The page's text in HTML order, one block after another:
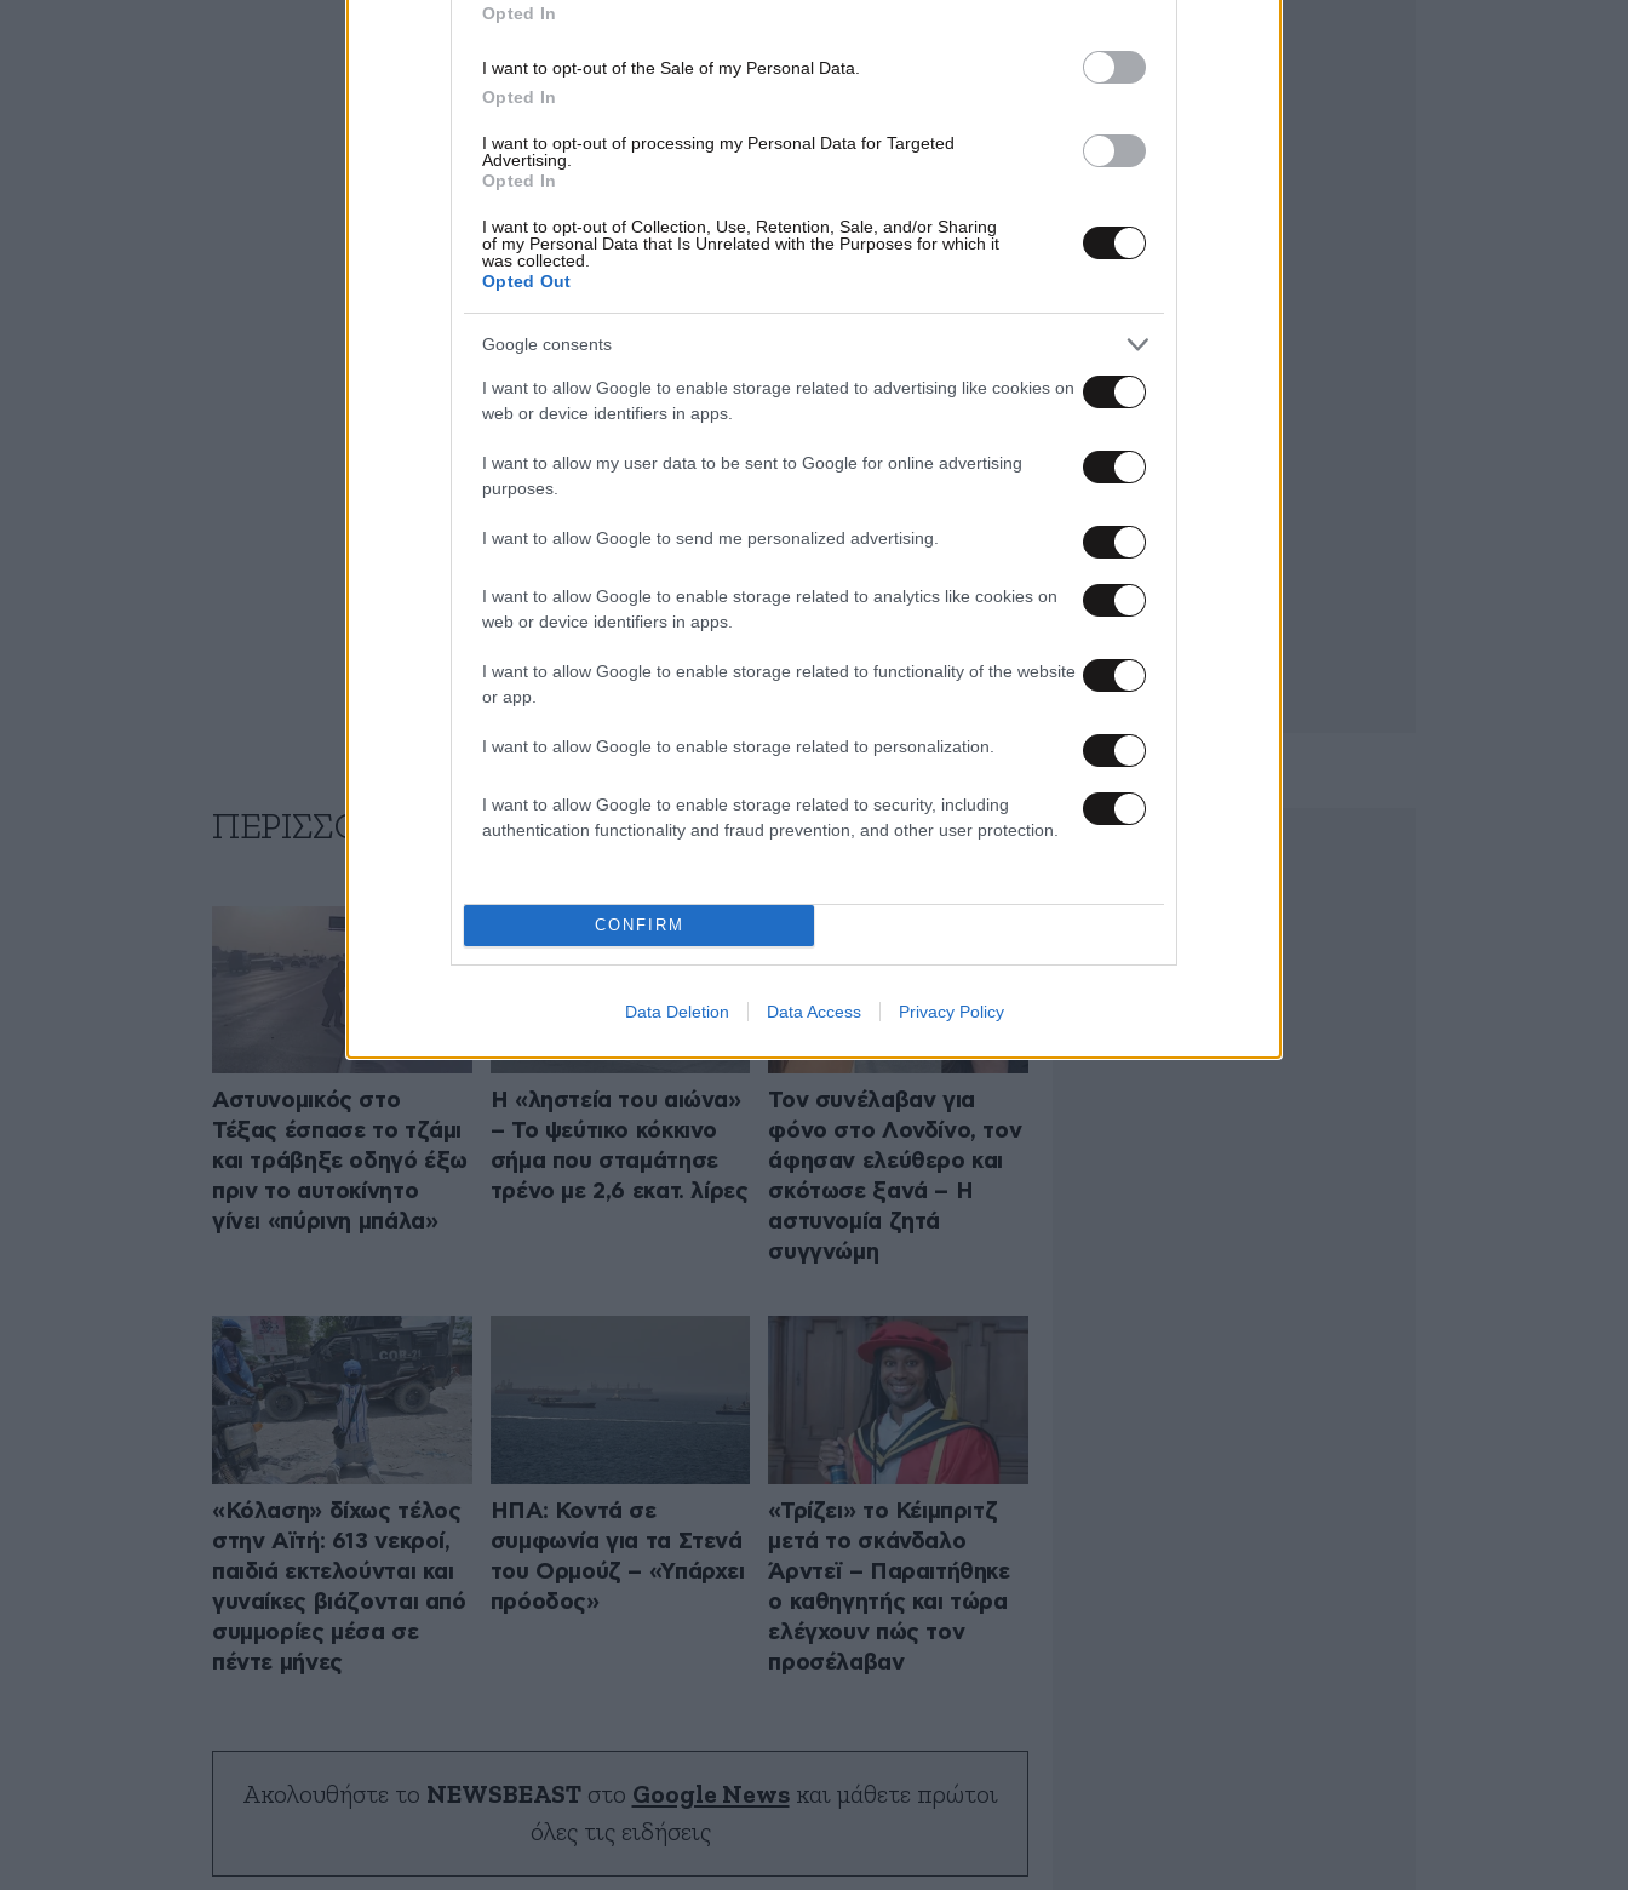
Opted In
I want to opt-out of the Sale of my Personal Data.
Opted In
I want to opt-out of processing my Personal Data for Targeted
Advertising.
Opted In
I want to opt-out of Collection, Use, Retention, Sale, and/or Sharing
of my Personal Data that Is Unrelated with the Purposes for which it
was collected.
Opted Out
Google consents
I want to allow Google to enable storage related to advertising like cookies on
web or device identifiers in apps.
I want to allow my user data to be sent to Google for online advertising
purposes.
I want to allow Google to send me personalized advertising.
I want to allow Google to enable storage related to analytics like cookies on
web or device identifiers in apps.
I want to allow Google to enable storage related to functionality of the website
or app.
I want to allow Google to enable storage related to personalization.
I want to allow Google to enable storage related to security, including
authentication functionality and fraud prevention, and other user protection.
CONFIRM
Data Deletion Data Access Privacy Policy
ΠΕΡΙΣΣΟΤΕΡΑ ΑΠΟ ΤΟΝ ΚΟΣΜΟ ΟΛΑ ΤΑ ΑΡΘΡΑ
Αστυνομικός στο
Τέξας έσπασε το τζάμι
και τράβηξε οδηγό έξω
πριν το αυτοκίνητο
γίνει «πύρινη μπάλα»
Η «ληστεία του αιώνα»
– Το ψεύτικο κόκκινο
σήμα που σταμάτησε
τρένο με 2,6 εκατ. λίρες
Τον συνέλαβαν για
φόνο στο Λονδίνο, τον
άφησαν ελεύθερο και
σκότωσε ξανά – Η
αστυνομία ζητά
συγγνώμη
«Κόλαση» δίχως τέλος
στην Αϊτή: 613 νεκροί,
παιδιά εκτελούνται και
γυναίκες βιάζονται από
συμμορίες μέσα σε
πέντε μήνες
ΗΠΑ: Κοντά σε
συμφωνία για τα Στενά
του Ορμούζ – «Υπάρχει
πρόοδος»
«Τρίζει» το Κέιμπριτζ
μετά το σκάνδαλο
Άρντεϊ – Παραιτήθηκε
ο καθηγητής και τώρα
ελέγχουν πώς τον
προσέλαβαν
Ακολουθήστε το NEWSBEASTστο Google Newsκαι μάθετε πρώτοι
όλες τις ειδήσεις